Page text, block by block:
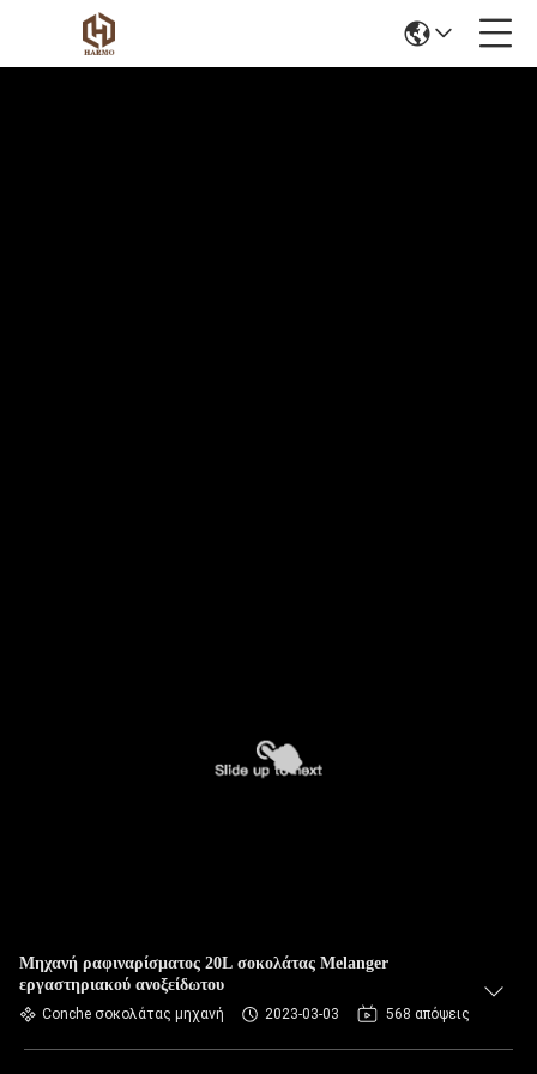
Μηχανή ραφιναρίσματος 20L σοκολάτας Melanger
εργαστηριακού ανοξείδωτου
Conche σοκολάτας μηχανή 2023-03-03 568 απόψεις